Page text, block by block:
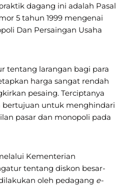
dagang ini adalah Pasal
5 tahun 1999 mengenai
Dan Persaingan Usaha
tentang larangan bagi para
harga sangat rendah
pesaing. Terciptanya
bertujuan untuk menghindari
pasar dan monopoli pada
Kementerian
tentang diskon besar-
oleh pedagang e-